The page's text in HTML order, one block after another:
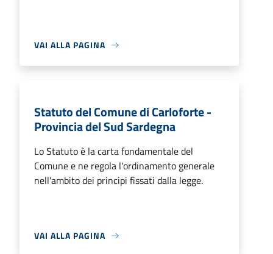
VAI ALLA PAGINA
Statuto del Comune di Carloforte -
Provincia del Sud Sardegna
Lo Statuto è la carta fondamentale del
Comune e ne regola l'ordinamento generale
nell'ambito dei principi fissati dalla legge.
VAI ALLA PAGINA